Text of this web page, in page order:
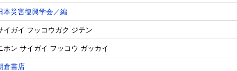
本災害復興学会／編
イガイ フッコウガク ジテン
ホン サイガイ フッコウ ガッカイ
倉書店